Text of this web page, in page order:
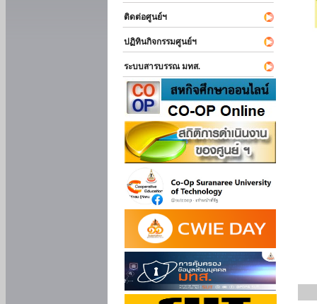
ติดต่อศูนย์ฯ
ปฏิทินกิจกรรมศูนย์ฯ
ระบบสารบรรณ มทส.